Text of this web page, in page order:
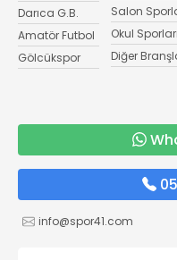
Darıca G.B.
Amatör Futbol
Gölcükspor
Salon
Okul Sporları
Diğer
info@spor41.com